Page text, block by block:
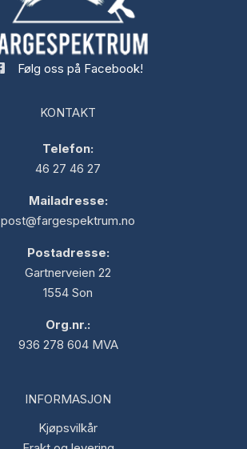
Følg oss på Facebook!
KONTAKT
Telefon:
46 27 46 27
Mailadresse:
post@fargespektrum.no
Postadresse:
Gartnerveien 22
1554 Son
Org.nr.:
936 278 604 MVA
INFORMASJON
Kjøpsvilkår